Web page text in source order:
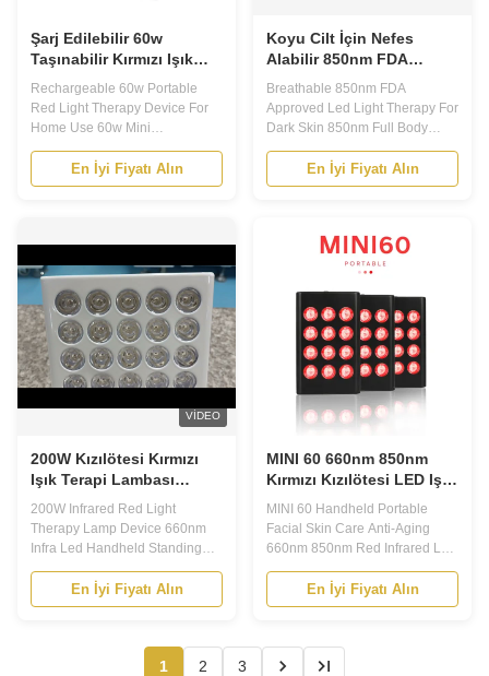
Şarj Edilebilir 60w
Taşınabilir Kırmızı Işık
Terapi Cihazı
Rechargeable 60w Portable
Red Light Therapy Device For
Home Use 60w Mini
Rechargeable Handheld
Portable Red Light Therapy
Device 1.The combination of
improve skin elasticity and
reduces inflammation. 2. 12pcs
of 5W red and infrared 42mil ...
En İyi Fiyatı Alın
Koyu Cilt İçin Nefes
Alabilir 850nm FDA
Onaylı Led Işık Terapisi
Breathable 850nm FDA
Approved Led Light Therapy For
Dark Skin 850nm Full Body
660nm Facial Handheld Panel
Skin Care Red Light Therapy
Near Infrared The infrared light
lights, which can function as a
physical therapy instrument to a
En İyi Fiyatı Alın
VIDEO
200W Kızılötesi Kırmızı
Işık Terapi Lambası
Cihazı 660nm Kızılötesi
Led El Ayakta
200W Infrared Red Light
Therapy Lamp Device 660nm
Infra Led Handheld Standing
Red Light Therapy Device Key
Features: Red Light Therapy for
Skin: A Comprehensive
Therapy? Red light therapy
(RLT) is a non-invasive
En İyi Fiyatı Alın
MINI 60 660nm 850nm
Kırmızı Kızılötesi LED Işık
Terapi Cihazı Yüz Cilt
Bakımı Yaşlanma Karşıtı
MINI 60 Handheld Portable
Facial Skin Care Anti-Aging
660nm 850nm Red Infrared Led
Light Therapy Device Photo bio-
modulation , also known as low-
level light therapy (LLLT) , is a
exposures to low-level laser
light or light-emitting diodes
En İyi Fiyatı Alın
1 2 3